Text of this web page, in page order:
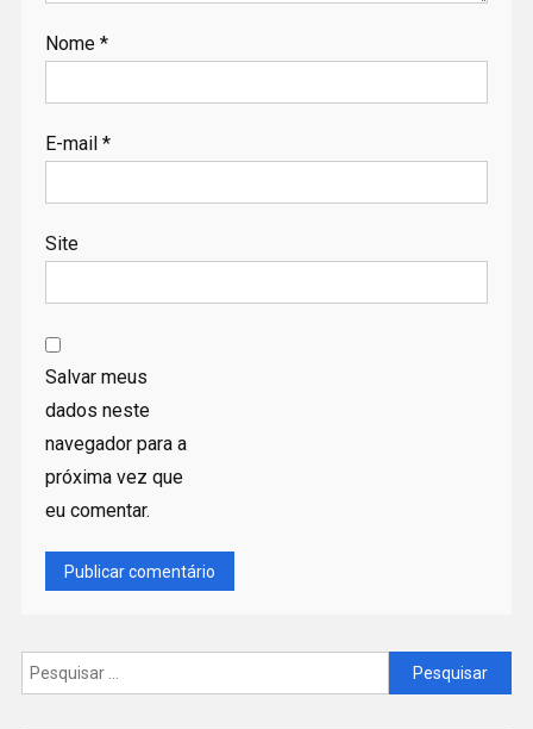
Nome *
E-mail *
Site
Salvar meus
dados neste
navegador para a
próxima vez que
eu comentar.
Pesquisar
por: